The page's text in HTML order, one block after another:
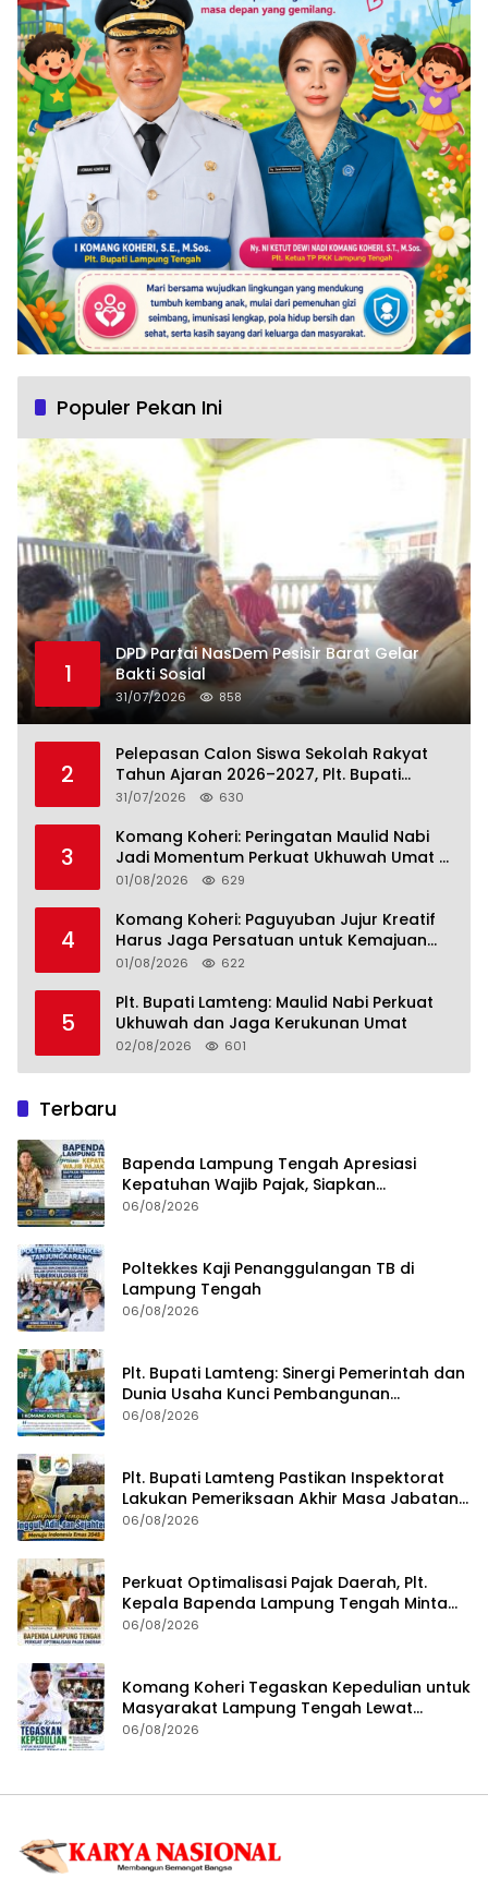
Populer Pekan Ini
1
DPD Partai NasDem Pesisir Barat Gelar
Bakti Sosial
31/07/2026 858
2
Pelepasan Calon Siswa Sekolah Rakyat
Tahun Ajaran 2026–2027, Plt. Bupati
Lamteng Tegaskan Komitmen Hadirkan
31/07/2026 630
3
Komang Koheri: Peringatan Maulid Nabi
Jadi Momentum Perkuat Ukhuwah Umat di
Lampung Tengah
01/08/2026 629
4
Komang Koheri: Paguyuban Jujur Kreatif
Harus Jaga Persatuan untuk Kemajuan
Lampung Tengah
01/08/2026 622
5
Plt. Bupati Lamteng: Maulid Nabi Perkuat
Ukhuwah dan Jaga Kerukunan Umat
02/08/2026 601
Terbaru
Bapenda Lampung Tengah Apresiasi
Kepatuhan Wajib Pajak, Siapkan
Pengawasan Terpadu di PT GGP
06/08/2026
Poltekkes Kaji Penanggulangan TB di
Lampung Tengah
06/08/2026
Plt. Bupati Lamteng: Sinergi Pemerintah dan
Dunia Usaha Kunci Pembangunan
Berkelanjutan
06/08/2026
Plt. Bupati Lamteng Pastikan Inspektorat
Lakukan Pemeriksaan Akhir Masa Jabatan
51 Kepala Kampung
06/08/2026
Perkuat Optimalisasi Pajak Daerah, Plt.
Kepala Bapenda Lampung Tengah Minta
Seluruh Pengelola Tingkatkan Inovasi dan
06/08/2026
Komang Koheri Tegaskan Kepedulian untuk
Masyarakat Lampung Tengah Lewat
Penyaluran Bantuan Disabilitas
06/08/2026